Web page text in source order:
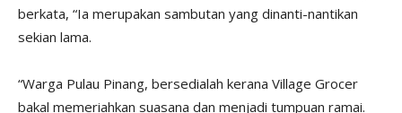
berkata, “Ia merupakan sambutan yang dinanti-nantikan
sekian lama.
“Warga Pulau Pinang, bersedialah kerana Village Grocer
bakal memeriahkan suasana dan menjadi tumpuan ramai.